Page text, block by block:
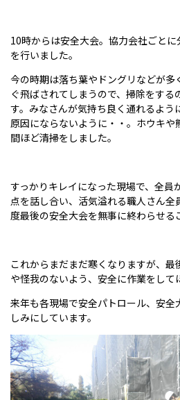
10時からは安全大会。協力会社ごと
を行いました。
今の時期は落ち葉やドングリなどが多
ぐ飛ばされてしまうので、掃除をする
す。みなさんが気持ち良く通れるよう
原因にならないように・・。ホウキや
間ほど清掃をしました。
すっかりキレイになった現場で、全員
点を話し合い、活気溢れる職人さん
度最後の安全大会を無事に終わらせる
これからまだまだ寒くなりますが、
や怪我のないよう、安全に作業をして
来年も各現場で安全パトロール、安全
しみにしています。